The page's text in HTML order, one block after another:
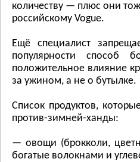
количеству — плюс они
российскому Vogue.
Ещё специалист
популярности способ
положительное влияние
за ужином, а не о бутылке.
Список продуктов,
против-зимней-ханды:
— овощи (брокколи,
богатые волокнами и